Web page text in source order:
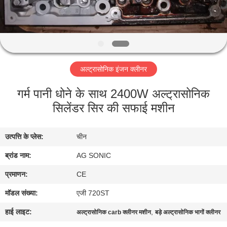
वीआर
दिखाएँ
हमारे
भ्रमण
गुणवत्ता
नियंत्रण
अल्ट्रासोनिक इंजन क्लीनर
गर्म पानी धोने के साथ 2400W अल्ट्रासोनिक
सिलेंडर सिर की सफाई मशीन
उत्पत्ति के प्लेस: चीन
ब्रांड नाम: AG SONIC
प्रमाणन: CE
मॉडल संख्या: एजी 720ST
हाई लाइट: अल्ट्रासोनिक carb क्लीनर मशीन,बड़े अल्ट्रासोनिक भागों क्लीनर